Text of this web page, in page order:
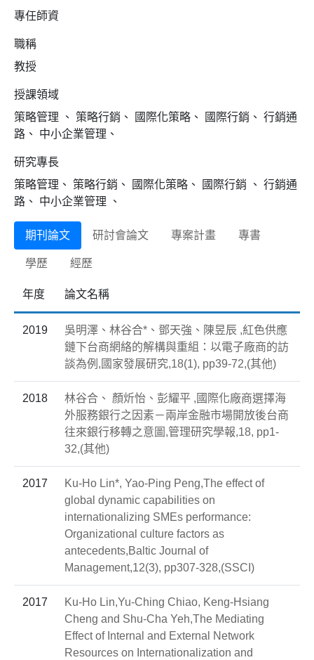
專任師資
職稱
教授
授課領域
策略管理 、 策略行銷、 國際化策略、 國際行銷、 行銷通
路、 中小企業管理、
研究專長
策略管理、 策略行銷、 國際化策略、 國際行銷 、 行銷通
路、 中小企業管理 、
期刊論文 研討會論文 專案計畫 專書
學歷 經歷
年度 論文名稱
2019
吳明澤、林谷合*、鄧天強、陳昱辰 ,紅色供應
鏈下台商網絡的解構與重組：以電子廠商的訪
談為例,國家發展研究,18(1), pp39-72,(其他)
2018
林谷合、 顏炘怡、彭耀平 ,國際化廠商選擇海
外服務銀行之因素－兩岸金融市場開放後台商
往來銀行移轉之意圖,管理研究學報,18, pp1-
32,(其他)
2017
Ku-Ho Lin*, Yao-Ping Peng,The effect of
global dynamic capabilities on
internationalizing SMEs performance:
Organizational culture factors as
antecedents,Baltic Journal of
Management,12(3), pp307-328,(SSCI)
2017
Ku-Ho Lin,Yu-Ching Chiao, Keng-Hsiang
Cheng and Shu-Cha Yeh,The Mediating
Effect of Internal and External Network
Resources on Internationalization and